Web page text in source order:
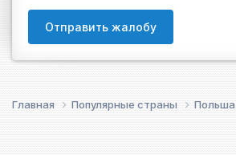
Отправить жалобу
Главная Популярные страны Польша